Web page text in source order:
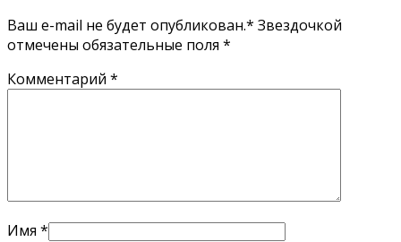
Ваш e-mail не будет опубликован.* Звездочкой
отмечены обязательные поля *
Комментарий *
Имя *